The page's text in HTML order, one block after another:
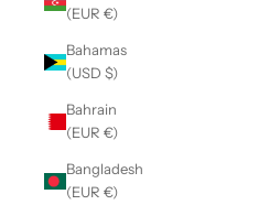
(EUR €)
Bahamas
(USD $)
Bahrain
(EUR €)
Bangladesh
(EUR €)